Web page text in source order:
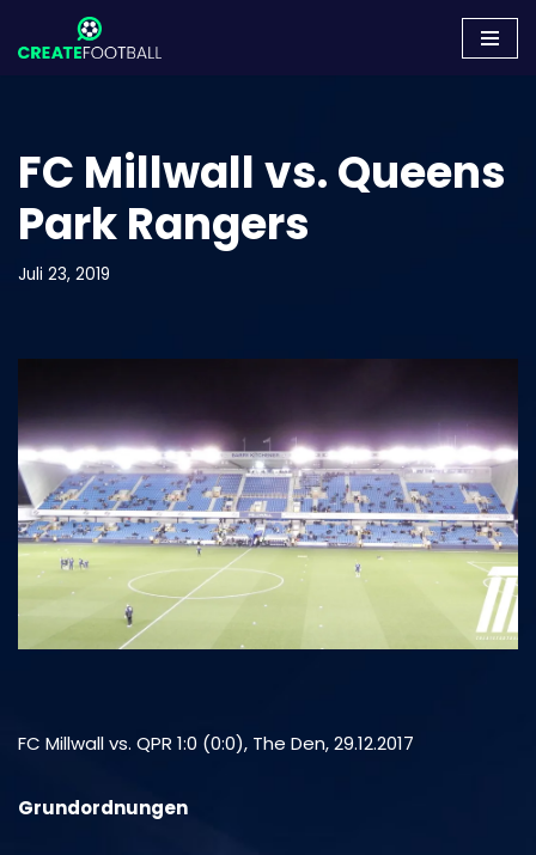
Zum
FC Millwall vs. Queens
Park Rangers
Juli 23, 2019
FC Millwall vs. QPR 1:0 (0:0), The Den, 29.12.2017
Grundordnungen